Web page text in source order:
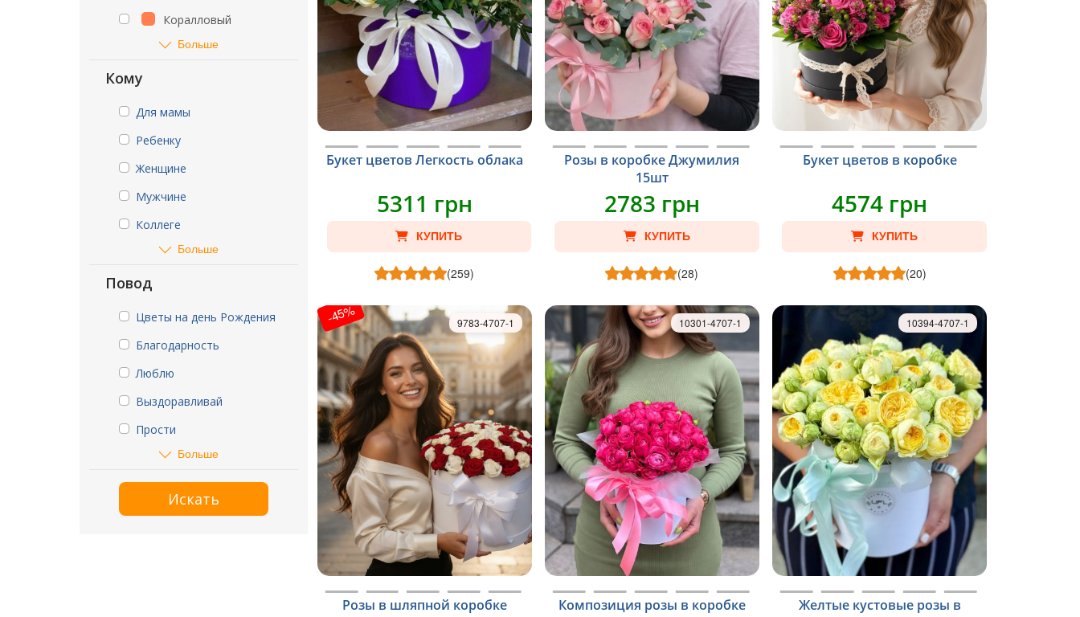
Коралловый
Больше
Кому
Для мамы
Ребенку
Женщине
Мужчине
Коллеге
Больше
Повод
Цветы на день Рождения
Благодарность
Люблю
Выздоравливай
Прости
Больше
Искать
Букет цветов Легкость облака
5311 грн
КУПИТЬ
(259)
Розы в коробке Джумилия
15шт
2783 грн
КУПИТЬ
(28)
Букет цветов в коробке
4574 грн
КУПИТЬ
(20)
-45%
Розы в шляпной коробке
9783-4707-1
Композиция розы в коробке
10301-4707-1
Желтые кустовые розы в
10394-4707-1